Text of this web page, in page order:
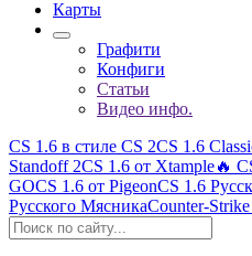
Карты
Графити
Конфиги
Статьи
Видео инфо.
CS 1.6 в стиле CS 2CS 1.6
Standoff 2CS 1.6 от Xtample🔥
GOCS 1.6 от PigeonCS 1.6
Русского МясникаCounter-